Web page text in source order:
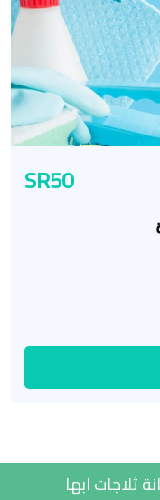
SR50
صيانة ثلاجات ابها